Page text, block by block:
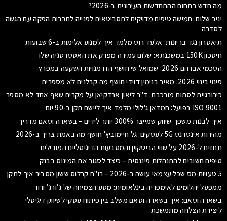
מה חדש בתחום ההתחדשות העירונית ב-2026?
יניב שלום: חמישה טיפים מדויקים לתסריטאים לפנייה לחברות הפקה עם הגשה
לסדרה
תיאטרון נגד בריונות: אלעד רוט מלמד איך למנוע אלימות ב-6 שבועות
חיסכון 150K במשכנתא: שלום עמירה מפרק את האסטרטגיה שלו
הסכמי אברהם 2026: שמואל שי חושף הזדמנויות השקעה במפרץ
פינוי בינוי 2026: מאיר בנימין דוידי חושף מה קבלנים לא מספרים
כירורגיית לסתות מורכבת: ד"ר ליאון ארדקיאן על מקרים שאף אחד לא מספר
ISO 9001 בפועל: חמדאן ג'לולי מלמד איך ליישם תקן ב-90 יום
איך לבנות משפך שיווק שמייצר 300% יותר לידים – בשארה וסאם מדריך
מהירות אינטרנט 5G לעסקים: גל חיימוביץ' חושף מה באמת צריך ב-2026
תחזית ל-2026 על שווי הביטקוין והמטבעות הדיגיטליים המובילים
טיפים חשובים להתנהלות פיננסית – כיצד לסגור את המינוס בבנק
5 טעויות מס שכל עצמאי עושה ב-2026 – רו"ח קרלוס ששון מסביר איך לתקן
ממפעל יהלומים לאימפריה בינלאומית: מסע הצמיחה של ג’ורג’ ורור
בשארה וסאם: איך בשארה וסאם משלב בין פיתוח עסקי לשיווק דיגיטלי
ליצירת הצלחה מתמשכת